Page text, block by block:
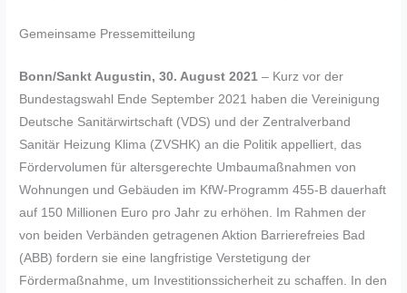
Gemeinsame Pressemitteilung
Bonn/Sankt Augustin, 30. August 2021 – Kurz vor der
Bundestagswahl Ende September 2021 haben die Vereinigung
Deutsche Sanitärwirtschaft (VDS) und der Zentralverband
Sanitär Heizung Klima (ZVSHK) an die Politik appelliert, das
Fördervolumen für altersgerechte Umbaumaßnahmen von
Wohnungen und Gebäuden im KfW-Programm 455-B dauerhaft
auf 150 Millionen Euro pro Jahr zu erhöhen. Im Rahmen der
von beiden Verbänden getragenen Aktion Barrierefreies Bad
(ABB) fordern sie eine langfristige Verstetigung der
Fördermaßnahme, um Investitionssicherheit zu schaffen. In den